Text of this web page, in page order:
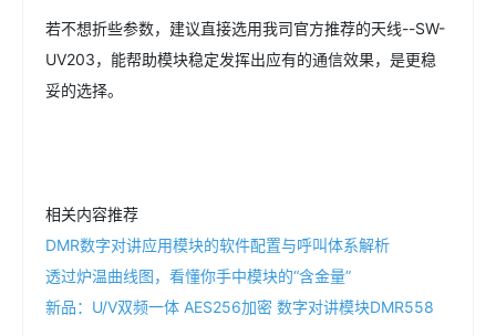
若不想折些参数，建议直接选用我司官方推荐的天线--SW-
UV203，能帮助模块稳定发挥出应有的通信效果，是更稳
妥的选择。
相关内容推荐
DMR数字对讲应用模块的软件配置与呼叫体系解析
透过炉温曲线图，看懂你手中模块的“含金量”
新品：U/V双频一体 AES256加密 数字对讲模块DMR558